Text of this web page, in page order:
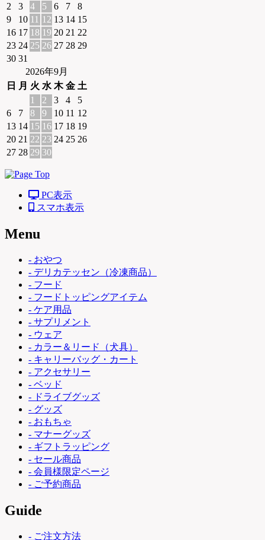
2
3 4 5 6 7
8
9
10 11 12 13 14 15
16 17 18 19 20 21 22
23 24 25 26 27 28 29
30 31
2026年9月
日
月 火 水 木 金 土
1
2 3 4
5
6
7 8 9 10 11 12
13 14 15 16 17 18 19
20 21 22 23 24 25 26
27 28 29 30
PC表示
スマホ表示
Menu
- おやつ
- デリカテッセン（冷凍商品）
- フード
- フードトッピングアイテム
- ケア用品
- サプリメント
- ウェア
- カラー＆リード（犬具）
- キャリーバッグ・カート
- アクセサリー
- ベッド
- ドライブグッズ
- グッズ
- おもちゃ
- マナーグッズ
- ギフトラッピング
- セール商品
- 会員様限定ページ
- ご予約商品
Guide
- ご注文方法